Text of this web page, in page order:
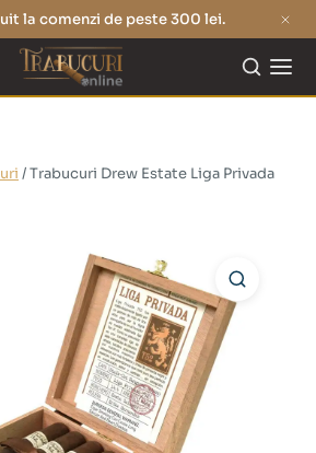
la comenzi de peste 300 lei.
/ Trabucuri Drew Estate Liga Privada